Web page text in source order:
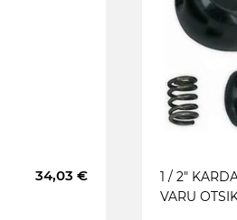
34,03 €
1 / 2"
VARU